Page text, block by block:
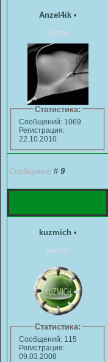
Anzel4ik •
мастер
Статистика:
Сообщений: 1069
Регистрация:
22.10.2010
Сообщение # 9
kuzmich •
мастер
Статистика:
Сообщений: 115
Регистрация:
09.03.2008